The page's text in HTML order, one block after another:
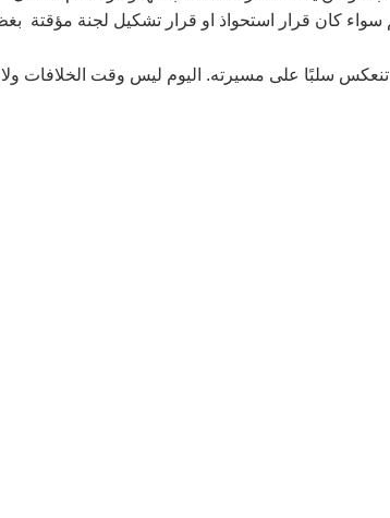
كان قرار استحواذ او قرار تشكيل لجنة مؤقتة
تنعكس سلبًا على مسيرته. اليوم ليس وقت الخلافات ولا